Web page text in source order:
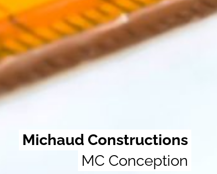
Michaud Constructions
MC Conception